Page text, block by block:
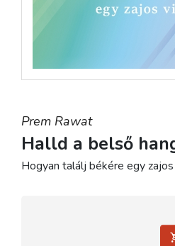
Prem Rawat
Halld a belső
Hogyan találj békére egy